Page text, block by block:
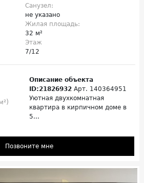
Санузел:
не указано
Жилая площадь:
32 м²
Этаж
7/12
Описание объекта
ID:21826932 Арт. 140364951
Уютная двухкомнатная
квартира в кирпичном доме в
5...
Позвоните мне